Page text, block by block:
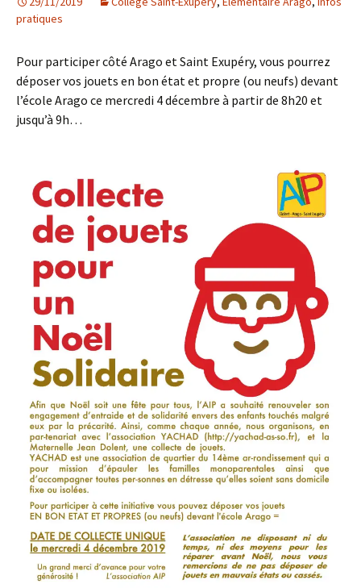
pratiques
Pour participer côté Arago et Saint Exupéry, vous pourrez
déposer vos jouets en bon état et propre (ou neufs) devant
l’école Arago ce mercredi 4 décembre à partir de 8h20 et
jusqu’à 9h…